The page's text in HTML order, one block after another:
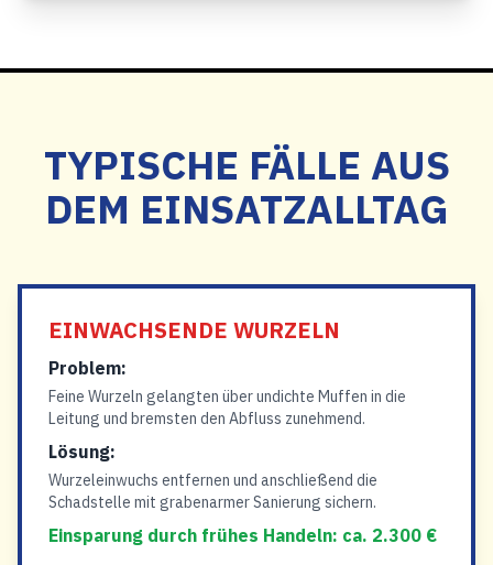
TYPISCHE FÄLLE AUS
DEM EINSATZALLTAG
EINWACHSENDE WURZELN
Problem:
Feine Wurzeln gelangten über undichte Muffen in die
Leitung und bremsten den Abfluss zunehmend.
Lösung:
Wurzeleinwuchs entfernen und anschließend die
Schadstelle mit grabenarmer Sanierung sichern.
Einsparung durch frühes Handeln: ca. 2.300 €